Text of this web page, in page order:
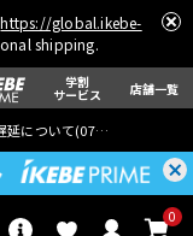
https://global.ikebe-
shipping.
学割
サービス 店舗一覧
延について(07月29日
0